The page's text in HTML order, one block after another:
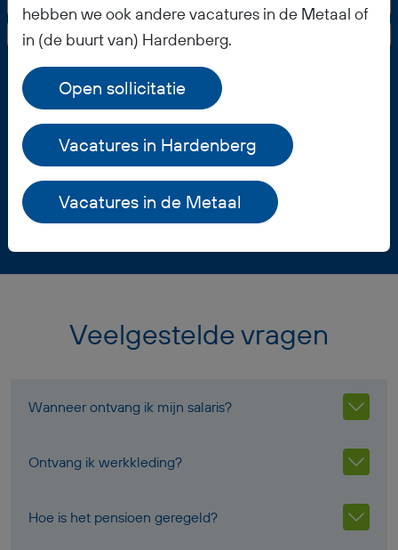
Alle Metaal vacatures
Vacature opslaan
Veelgestelde vragen
Wanneer ontvang ik mijn salaris?
Ontvang ik werkkleding?
Hoe is het pensioen geregeld?
hebben we ook andere vacatures in de Metaal of
in (de buurt van) Hardenberg.
Open sollicitatie
Vacatures in Hardenberg
Vacatures in de Metaal